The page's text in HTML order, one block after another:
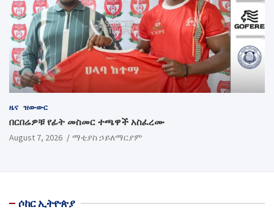
ዜና ዝውውር
በርበሬዎቹ የፊት መስመር ተጫዋች አስፈረሙ
August 7, 2026 ማቲያስ ኃይለማርያም
ሶከር ኢትዮጵያ